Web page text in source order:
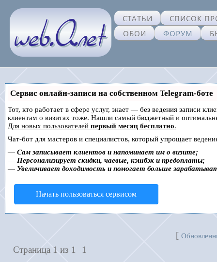
СТАТЬИ
СПИСОК
ОБОИ
ФОРУМ
Сервис онлайн-записи на собственном Telegram-боте
Тот, кто работает в сфере услуг, знает — без ведения записи
клиентам о визитах тоже. Нашли самый бюджетный и
Для новых пользователей первый месяц бесплатно.
Чат-бот для мастеров и специалистов, который упрощает
— Сам записывает клиентов и напоминает им о визите;
— Персонализирует скидки, чаевые, кэшбэк и предоплаты;
— Увеличивает доходимость и помогает больше
Начать пользоваться сервисом
[
Страница 1 из 1 1